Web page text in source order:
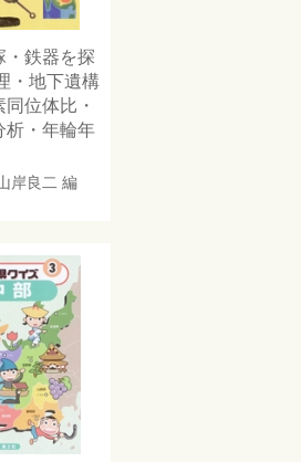
・鉄器を探
・地下遺構
位体比・
析・年輪年
岸良二 編